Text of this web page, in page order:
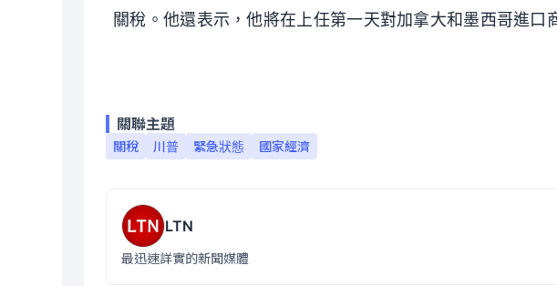
關稅。他還表示，他將在上任第一天對加拿大和墨西哥進口
關聯主題
關稅 川普 緊急狀態 國家經濟
LTN
最迅速詳實的新聞媒體